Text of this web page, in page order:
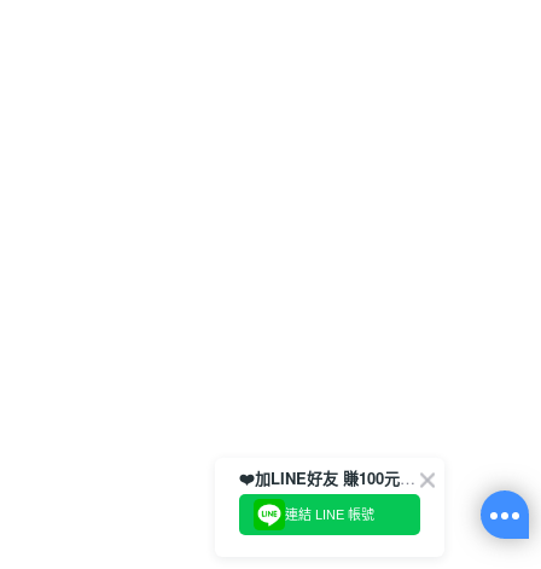
❤️加LINE好友 賺100元券！
連結 LINE 帳號